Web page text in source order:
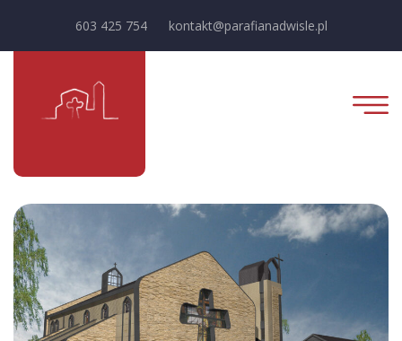
603 425 754 kontakt@parafianadwisle.pl